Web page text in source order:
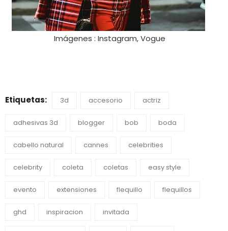
Imágenes : Instagram, Vogue
Etiquetas: 3d accesorio actriz
adhesivas 3d blogger bob boda
cabello natural cannes celebrities
celebrity coleta coletas easy style
evento extensiones flequillo flequillos
ghd inspiracion invitada